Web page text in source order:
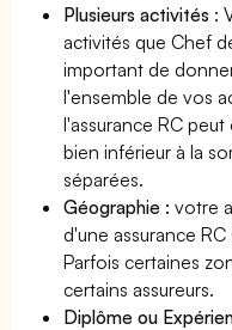
Plusieurs activités :
activités que Chef
important de
l'ensemble de vos
l'assurance RC peut
bien inférieur à la
séparées.
Géographie :votre
d'une assurance
Parfois certaines
certains assureurs.
Diplôme ou